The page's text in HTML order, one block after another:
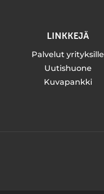
LINKKEJÄ
Palvelut yrityksille
Uutishuone
Kuvapankki